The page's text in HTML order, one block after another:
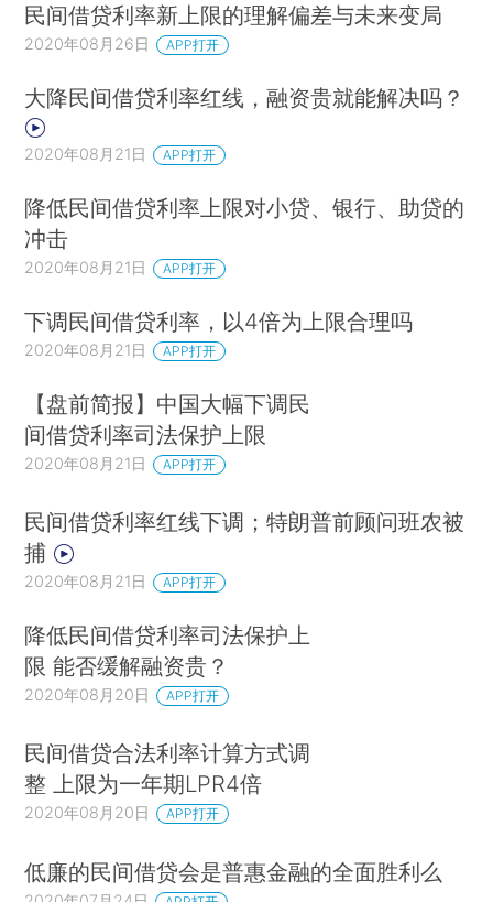
民间借贷利率新上限的理解偏差与未来变局
2020年08月26日 APP打开
大降民间借贷利率红线，融资贵就能解决吗？
2020年08月21日 APP打开
降低民间借贷利率上限对小贷、银行、助贷的
冲击
2020年08月21日 APP打开
下调民间借贷利率，以4倍为上限合理吗
2020年08月21日 APP打开
【盘前简报】中国大幅下调民
间借贷利率司法保护上限
2020年08月21日 APP打开
民间借贷利率红线下调；特朗普前顾问班农被
捕
2020年08月21日 APP打开
降低民间借贷利率司法保护上
限 能否缓解融资贵？
2020年08月20日 APP打开
民间借贷合法利率计算方式调
整 上限为一年期LPR4倍
2020年08月20日 APP打开
低廉的民间借贷会是普惠金融的全面胜利么